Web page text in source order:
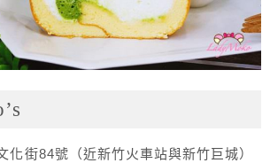
化街84號（近新竹火車站與新竹巨城）